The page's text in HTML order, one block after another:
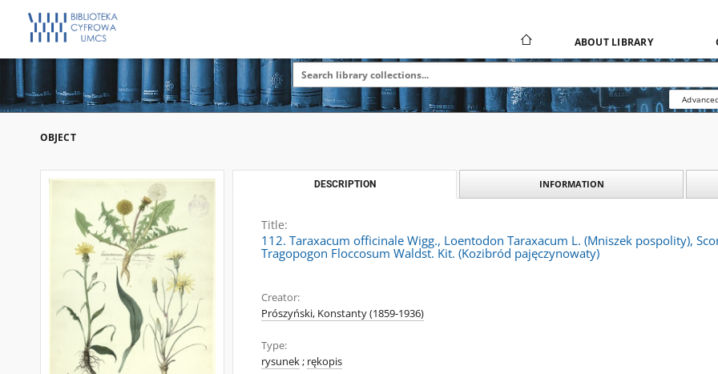
ABOUT LIBRARY
OBJECT
DESCRIPTION INFORMATION
Title:
112. Taraxacum officinale Wigg., Loentodon Taraxacum L. (Mniszek pospolity),
Tragopogon Floccosum Waldst. Kit. (Kozibród pajęczynowaty)
Creator:
Prószyński, Konstanty (1859-1936)
Type:
rysunek; rękopis